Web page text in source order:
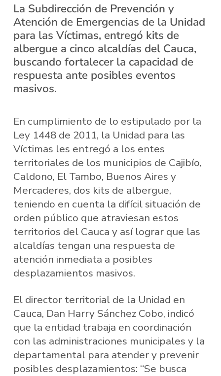
La Subdirección de Prevención y
Atención de Emergencias de la Unidad
para las Víctimas, entregó kits de
albergue a cinco alcaldías del Cauca,
buscando fortalecer la capacidad de
respuesta ante posibles eventos
masivos.
En cumplimiento de lo estipulado por la
Ley 1448 de 2011, la Unidad para las
Víctimas les entregó a los entes
territoriales de los municipios de Cajibío,
Caldono, El Tambo, Buenos Aires y
Mercaderes, dos kits de albergue,
teniendo en cuenta la difícil situación de
orden público que atraviesan estos
territorios del Cauca y así lograr que las
alcaldías tengan una respuesta de
atención inmediata a posibles
desplazamientos masivos.
El director territorial de la Unidad en
Cauca, Dan Harry Sánchez Cobo, indicó
que la entidad trabaja en coordinación
con las administraciones municipales y la
departamental para atender y prevenir
posibles desplazamientos: “Se busca